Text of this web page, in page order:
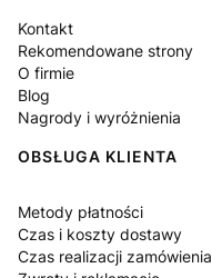
Kontakt
Rekomendowane strony
O firmie
Blog
Nagrody i wyróżnienia
OBSŁUGA KLIENTA
Metody płatności
Czas i koszty dostawy
Czas realizacji zamówienia